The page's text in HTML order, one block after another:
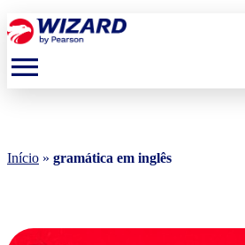
menu
Início » gramática em inglês